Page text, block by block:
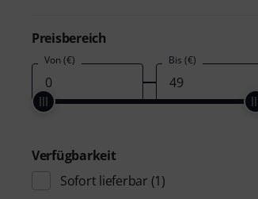
Preisbereich
Von (€) Bis (€)
Verfügbarkeit
Sofort lieferbar (1)